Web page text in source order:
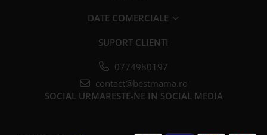
DATE COMERCIALE
SUPORT CLIENTI
0774980197
contact@bestmama.ro
SOCIAL URMARESTE-NE IN SOCIAL MEDIA